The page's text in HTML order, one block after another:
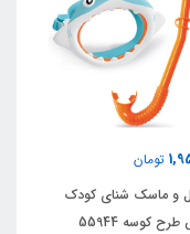
اسنورکل شنا حرفه ای
Easy-flow بنفش